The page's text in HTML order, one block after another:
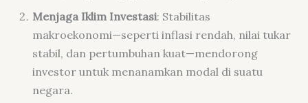
Menjaga Iklim Investasi: Stabilitas
makroekonomi—seperti inflasi rendah, nilai tukar
stabil, dan pertumbuhan kuat—mendorong
investor untuk menanamkan modal di suatu
negara.